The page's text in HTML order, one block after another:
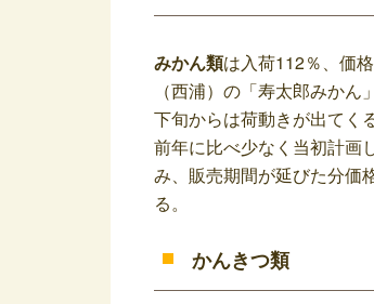
みかん類は入荷112％、価
（西浦）の「寿太郎みか
下旬からは荷動きが出てく
前年に比べ少なく当初計画
み、販売期間が延びた分価
る。
かんきつ類